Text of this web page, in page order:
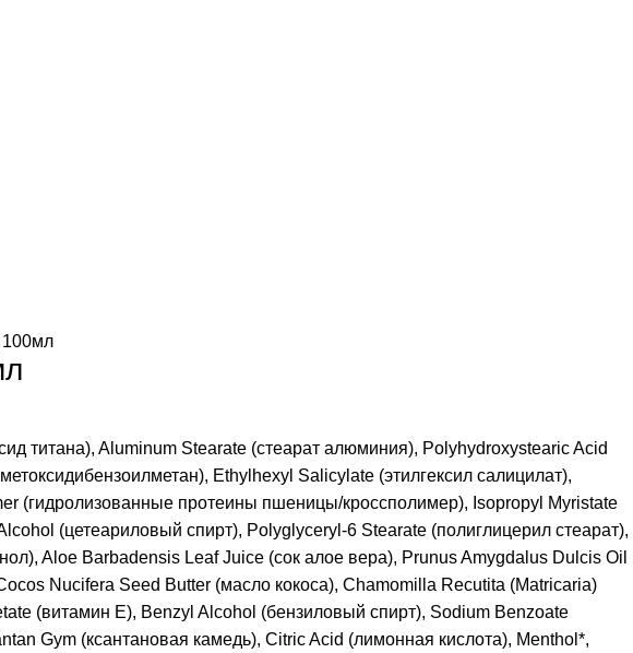
100мл
титана), Aluminum Stearate (стеарат алюминия), Polyhydroxystearic Acid
Ethylhexyl Salicylate (этилгексил салицилат),
(гидролизованные протеины пшеницы/кроссполимер), Isopropyl Myristate
(цетеариловый спирт), Polyglyceryl-6 Stearatе (полиглицерил стеарат),
Aloe Barbadensis Leaf Juice (сок алое вера), Prunus Amygdalus Dulcis Oil
Nucifera Seed Butter (масло кокоса), Chamomilla Recutita (Matricaria)
(витамин Е), Benzyl Alcohol (бензиловый спирт), Sodium Benzoate
Gym (ксантановая камедь), Citric Acid (лимонная кислота), Menthol*,